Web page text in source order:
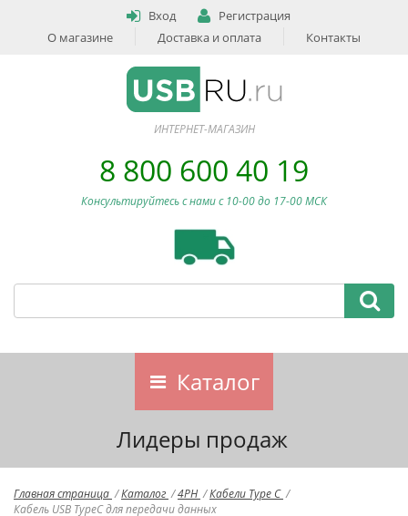
Вход
Регистрация
О магазине
Доставка и оплата Контакты
ИНТЕРНЕТ-МАГАЗИН
8 800 600 40 19
Консультируйтесь с нами c 10-00 до 17-00 МСК
Каталог
Лидеры продаж
Главная страница /Каталог /4PH /Кабели Type C /
Кабель USB TypeC для передачи данных